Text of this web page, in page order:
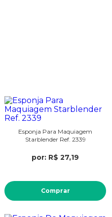
Esponja Para Maquiagem
Starblender Ref. 2339
por: R$ 27,19
Comprar